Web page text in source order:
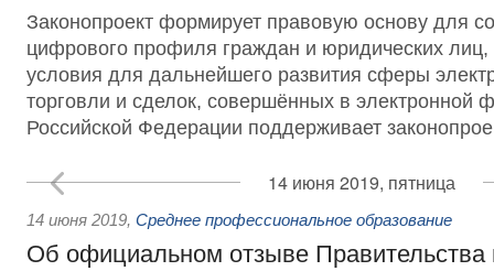
Законопроект формирует правовую основу для
цифрового профиля граждан и юридических лиц,
условия для дальнейшего развития сферы
торговли и сделок, совершённых в электронной
Российской Федерации поддерживает
14 июня 2019, пятница
14 июня 2019, Среднее профессиональное образование
Об официальном отзыве Правительства